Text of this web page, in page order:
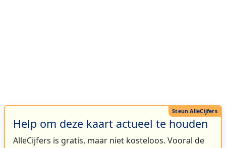
Help om deze kaart actueel te houden
AlleCijfers is gratis, maar niet kosteloos. Vooral de